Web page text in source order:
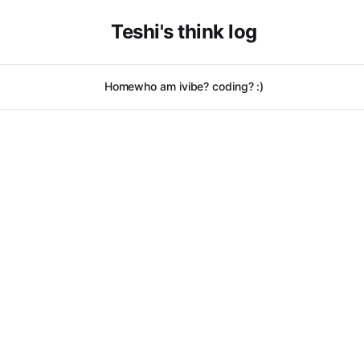
Teshi's think log
Homewho am ivibe? coding? :)